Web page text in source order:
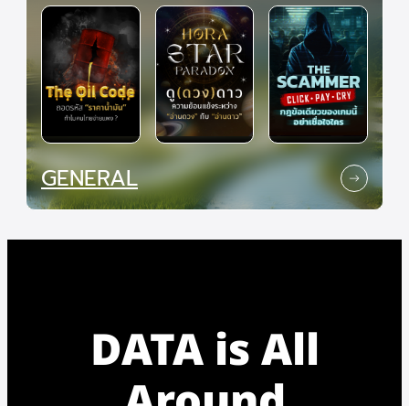
GENERAL
DATA is All